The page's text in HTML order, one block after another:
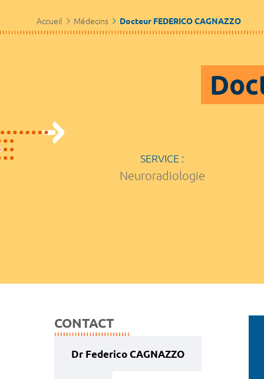
Accueil Médecins Docteur FEDERICO CAGNAZZO
SERVICE :
Neuroradiologie
CONTACT
Dr Federico CAGNAZZO